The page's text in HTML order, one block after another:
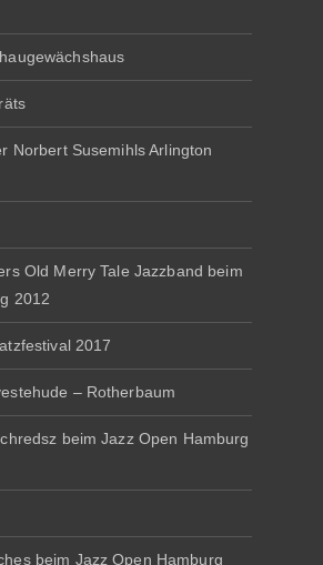
Norbert Susemihls Arlington
Old Merry Tale Jazzband beim
2012
2017
– Rotherbaum
beim Jazz Open Hamburg
beim Jazz Open Hamburg